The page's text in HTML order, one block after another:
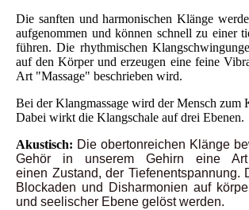
Die sanften und harmonischen Klänge
aufgenommen und können schnell zu einer
führen. Die rhythmischen
auf den Körper und erzeugen eine feine
Art "Massage" beschrieben wird.
Bei der Klangmassage wird der Mensch zum
Dabei wirkt die Klangschale auf drei Ebenen.
Akustisch: Die obertonreichen Klänge
Gehör in unserem Gehirn eine Art
einen Zustand, der Tiefenentspannung.
Blockaden und Disharmonien auf
und seelischer Ebene gelöst werden.